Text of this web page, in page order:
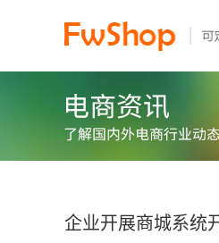
企业开展商城系统